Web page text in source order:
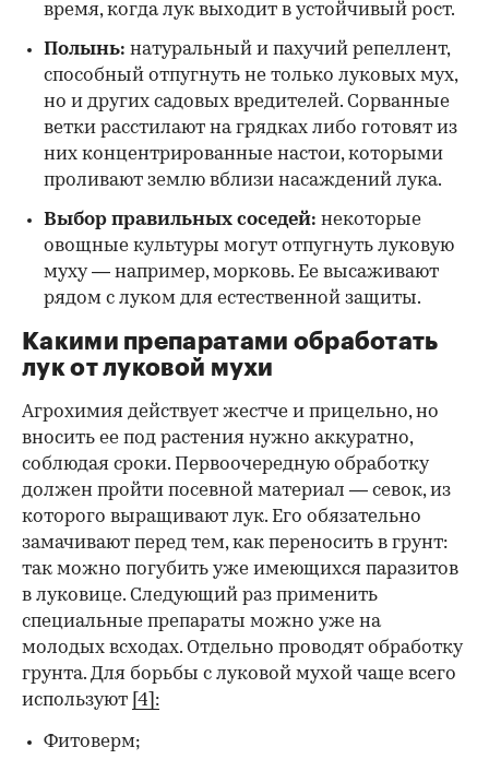
время, когда лук выходит в устойчивый рост.
Полынь: натуральный и пахучий репеллент,
способный отпугнуть не только луковых мух,
но и других садовых вредителей. Сорванные
ветки расстилают на грядках либо готовят из
них концентрированные настои, которыми
проливают землю вблизи насаждений лука.
Выбор правильных соседей: некоторые
овощные культуры могут отпугнуть луковую
муху — например, морковь. Ее высаживают
рядом с луком для естественной защиты.
Какими препаратами обработать
лук от луковой мухи
Агрохимия действует жестче и прицельно, но
вносить ее под растения нужно аккуратно,
соблюдая сроки. Первоочередную обработку
должен пройти посевной материал — севок, из
которого выращивают лук. Его обязательно
замачивают перед тем, как переносить в грунт:
так можно погубить уже имеющихся паразитов
в луковице. Следующий раз применить
специальные препараты можно уже на
молодых всходах. Отдельно проводят обработку
грунта. Для борьбы с луковой мухой чаще всего
используют [4]:
Фитоверм;